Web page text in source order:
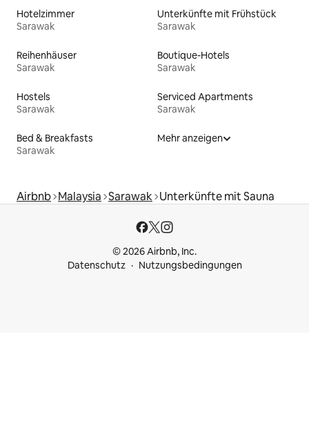
Hotelzimmer
Sarawak
Unterkünfte mit Frühstück
Sarawak
Reihenhäuser
Sarawak
Boutique-Hotels
Sarawak
Hostels
Sarawak
Serviced Apartments
Sarawak
Bed & Breakfasts
Sarawak
Mehr anzeigen
Airbnb Malaysia Sarawak Unterkünfte mit Sauna
© 2026 Airbnb, Inc.
Datenschutz
Nutzungsbedingungen